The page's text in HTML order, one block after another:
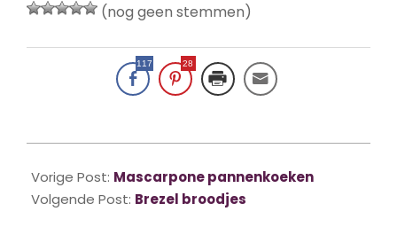
(nog geen stemmen)
117 28
09-
20
Vorige Post: Mascarpone pannenkoeken
Volgende Post: Brezel broodjes